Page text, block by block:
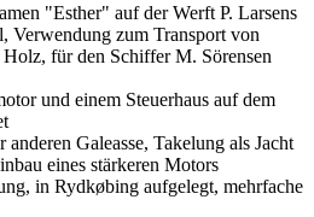
"Esther" auf der Werft P. Larsens
Verwendung zum Transport von
für den Schiffer M. Sörensen
und einem Steuerhaus auf dem
Galeasse, Takelung als Jacht
eines stärkeren Motors
in Rydkøbing aufgelegt, mehrfache